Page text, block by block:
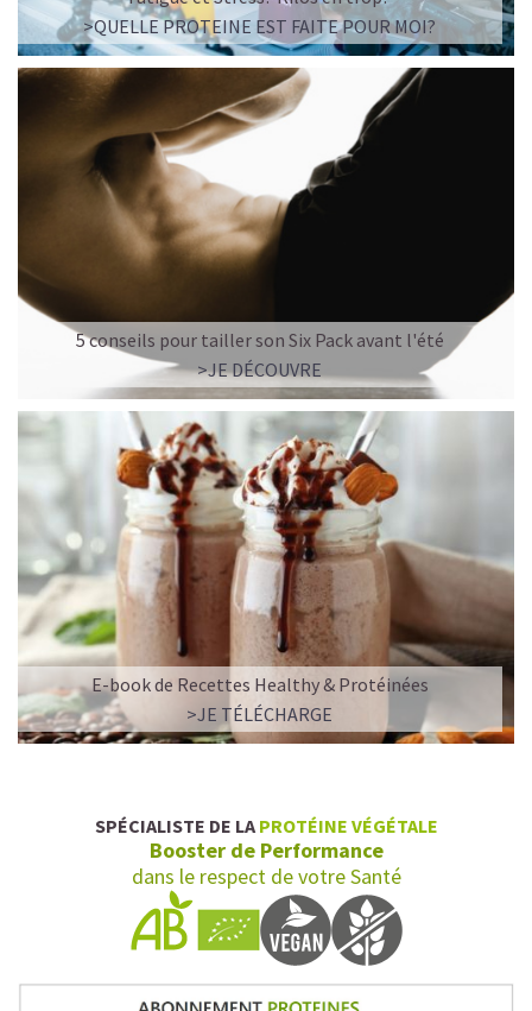
>QUELLE PROTEINE EST FAITE POUR MOI?
5 conseils pour tailler son Six Pack avant l'été
>JE DÉCOUVRE
E-book de Recettes Healthy & Protéinées
>JE TÉLÉCHARGE
SPÉCIALISTE DE LA PROTÉINE VÉGÉTALE
Booster de Performance
dans le respect de votre Santé